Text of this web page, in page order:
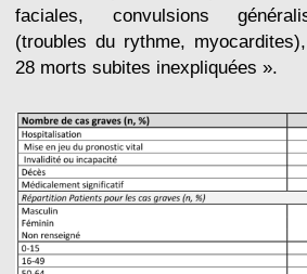
faciales, convulsions
(troubles du rythme,
28 morts subites inexpliquées ».